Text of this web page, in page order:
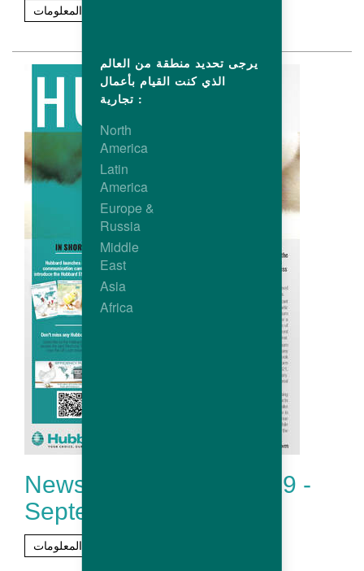
مزيد من المعلومات
Newsletter Hubbard # 19 -
September 2019
مزيد من المعلومات
يرجى تحديد منطقة من العالم
الذي كنت القيام بأعمال
تجارية :
North
America
Latin
America
Europe &
Russia
Middle
East
Asia
Africa